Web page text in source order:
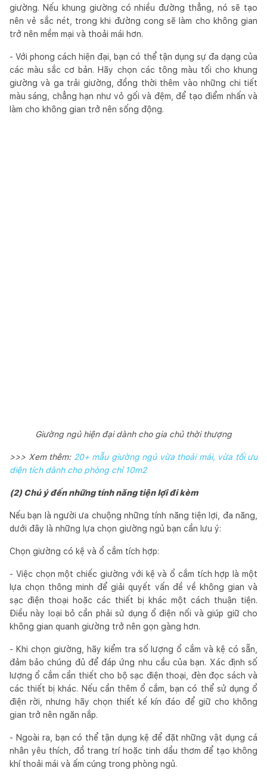
giường. Nếu khung giường có nhiều đường thẳng, nó sẽ tạo
nên vẻ sắc nét, trong khi đường cong sẽ làm cho không gian
trở nên mềm mại và thoải mái hơn.
- Với phong cách hiện đại, bạn có thể tận dụng sự đa dạng của
các màu sắc cơ bản. Hãy chọn các tông màu tối cho khung
giường và ga trải giường, đồng thời thêm vào những chi tiết
màu sáng, chẳng hạn như vỏ gối và đệm, để tạo điểm nhấn và
làm cho không gian trở nên sống động.
Giường ngủ hiện đại dành cho gia chủ thời thượng
>>> Xem thêm: 20+ mẫu giường ngủ vừa thoải mái, vừa tối ưu
diện tích dành cho phòng chỉ 10m2
(2) Chú ý đến những tính năng tiện lợi đi kèm
Nếu bạn là người ưa chuộng những tính năng tiện lợi, đa năng,
dưới đây là những lựa chọn giường ngủ bạn cần lưu ý:
Chọn giường có kệ và ổ cắm tích hợp:
- Việc chọn một chiếc giường với kệ và ổ cắm tích hợp là một
lựa chọn thông minh để giải quyết vấn đề về không gian và
sạc điện thoại hoặc các thiết bị khác một cách thuận tiện.
Điều này loại bỏ cần phải sử dụng ổ điện nối và giúp giữ cho
không gian quanh giường trở nên gọn gàng hơn.
- Khi chọn giường, hãy kiểm tra số lượng ổ cắm và kệ có sẵn,
đảm bảo chúng đủ để đáp ứng nhu cầu của bạn. Xác định số
lượng ổ cắm cần thiết cho bộ sạc điện thoại, đèn đọc sách và
các thiết bị khác. Nếu cần thêm ổ cắm, bạn có thể sử dụng ổ
điện rời, nhưng hãy chọn thiết kế kín đáo để giữ cho không
gian trở nên ngăn nắp.
- Ngoài ra, bạn có thể tận dụng kệ để đặt những vật dụng cá
nhân yêu thích, đồ trang trí hoặc tinh dầu thơm để tạo không
khí thoải mái và ấm cúng trong phòng ngủ.